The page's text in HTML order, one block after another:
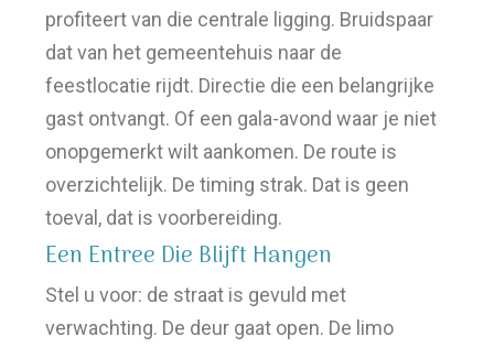
profiteert van die centrale ligging. Bruidspaar
dat van het gemeentehuis naar de
feestlocatie rijdt. Directie die een belangrijke
gast ontvangt. Of een gala-avond waar je niet
onopgemerkt wilt aankomen. De route is
overzichtelijk. De timing strak. Dat is geen
toeval, dat is voorbereiding.
Een Entree Die Blijft Hangen
Stel u voor: de straat is gevuld met
verwachting. De deur gaat open. De limo